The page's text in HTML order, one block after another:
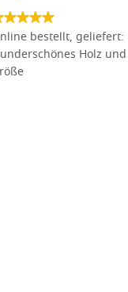
bestellt, geliefert:
Holz